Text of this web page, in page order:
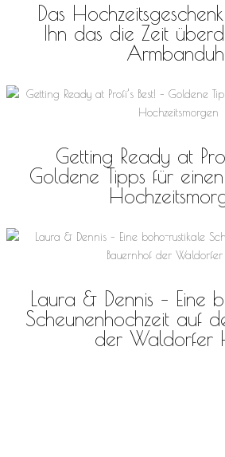
Das
Ihn das die Zeit
Getting Ready at
Goldene Tipps für
Laura & Dennis – Eine
Scheunenhochzeit auf
der Waldorfer